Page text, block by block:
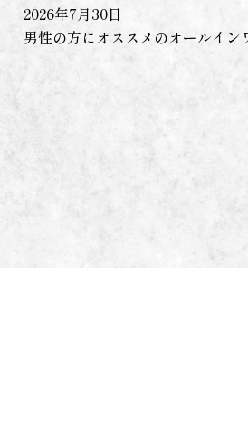
2026年7月30日
男性の方にオススメのオールイン